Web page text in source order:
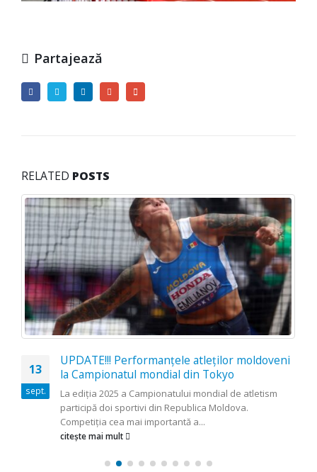
Partajează
RELATED POSTS
13
sept.
UPDATE!!! Performanțele atleților moldoveni
la Campionatul mondial din Tokyo
La ediția 2025 a Campionatului mondial de atletism
participă doi sportivi din Republica Moldova.
Competiția cea mai importantă a...
citește mai mult